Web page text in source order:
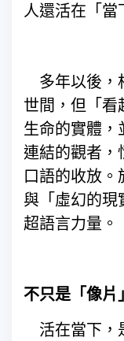
人還活在「當
多年以後，
世間，但「看
生命的實體，
連結的觀者，
口語的收放。
與「虛幻的現
超語言力量。
不只是「像片」
活在當下，